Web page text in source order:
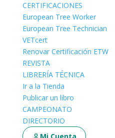
CERTIFICACIONES
European Tree Worker
European Tree Technician
VETcert
Renovar Certificación ETW
REVISTA
LIBRERÍA TÉCNICA
Ir a la Tienda
Publicar un libro
CAMPEONATO
DIRECTORIO